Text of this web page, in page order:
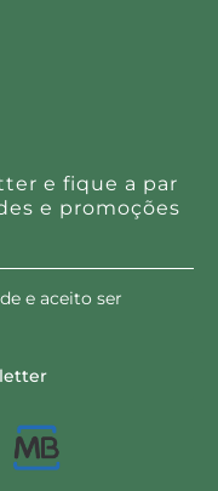
e fique a par
e promoções
e aceito ser